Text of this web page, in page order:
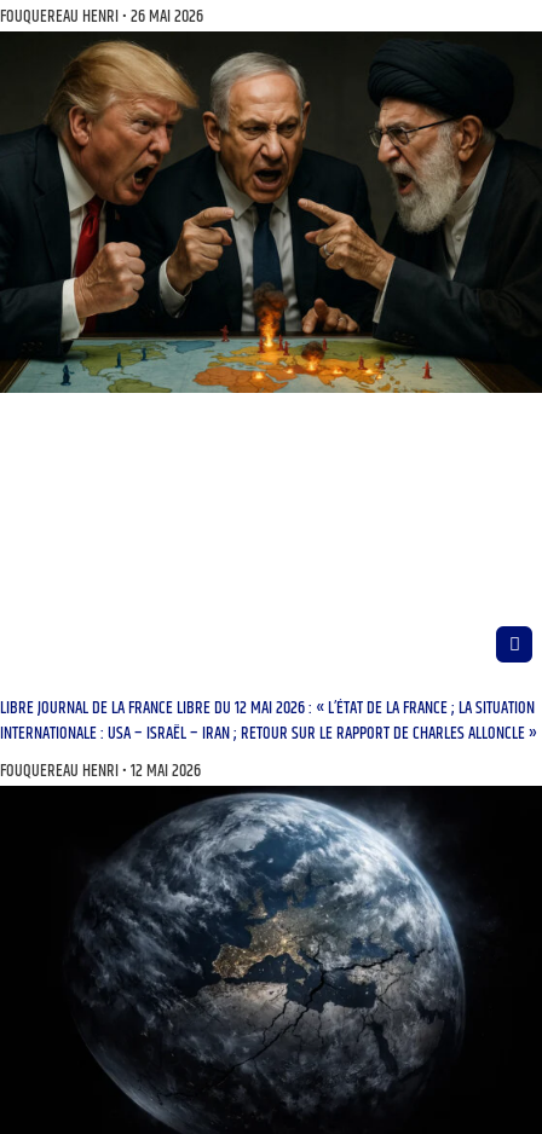
FOUQUEREAU HENRI 26 MAI 2026
LIBRE JOURNAL DE LA FRANCE LIBRE DU 12 MAI 2026 : « L’ÉTAT DE LA FRANCE ; LA SITUATION
INTERNATIONALE : USA – ISRAËL – IRAN ; RETOUR SUR LE RAPPORT DE CHARLES ALLONCLE »
FOUQUEREAU HENRI 12 MAI 2026